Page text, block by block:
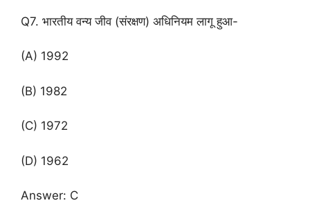
Q7. भारतीय वन्य जीव (संरक्षण) अधिनियम लागू हुआ-
(A) 1992
(B) 1982
(C) 1972
(D) 1962
Answer: C